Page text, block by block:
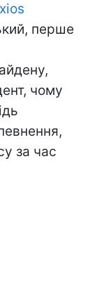
перше
чому
за час